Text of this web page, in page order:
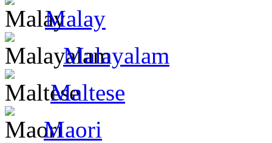
Malay
Malayalam
Maltese
Maori